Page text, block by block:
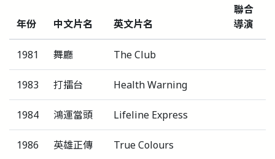
年份 中文片名 英文片名
聯合
導演
1981 舞廳 The Club
1983 打擂台 Health Warning
1984 鴻運當頭 Lifeline Express
1986 英雄正傳 True Colours